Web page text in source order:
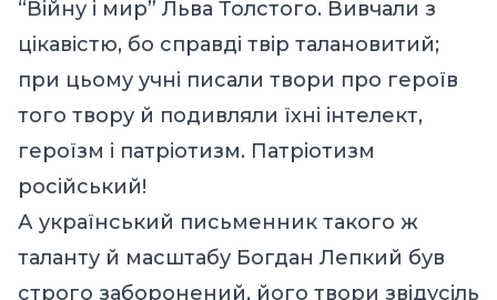
“Війну і мир” Льва Толстого. Вивчали з
цікавістю, бо справді твір талановитий;
при цьому учні писали твори про героїв
того твору й подивляли їхні інтелект,
героїзм і патріотизм. Патріотизм
російський!
А український письменник такого ж
таланту й масштабу Богдан Лепкий був
строго заборонений, його твори звідусіль